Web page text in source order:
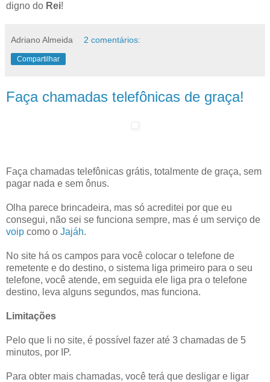
digno do Rei!
Adriano Almeida 2 comentários:
Compartilhar
Faça chamadas telefônicas de graça!
Faça chamadas telefônicas grátis, totalmente de graça, sem
pagar nada e sem ônus.
Olha parece brincadeira, mas só acreditei por que eu
consegui, não sei se funciona sempre, mas é um serviço de
voip como o Jajáh.
No site há os campos para você colocar o telefone de
remetente e do destino, o sistema liga primeiro para o seu
telefone, você atende, em seguida ele liga pra o telefone
destino, leva alguns segundos, mas funciona.
Limitações
Pelo que li no site, é possível fazer até 3 chamadas de 5
minutos, por IP.
Para obter mais chamadas, você terá que desligar e ligar